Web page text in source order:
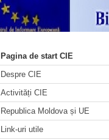
Pagina de start CIE
Despre CIE
Activități CIE
Republica Moldova și UE
Link-uri utile